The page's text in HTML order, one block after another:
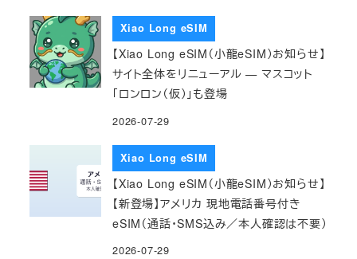
Xiao Long eSIM
【Xiao Long eSIM（小龍eSIM）お知らせ】
サイト全体をリニューアル — マスコット
「ロンロン（仮）」も登場
2026-07-29
Xiao Long eSIM
【Xiao Long eSIM（小龍eSIM）お知らせ】
【新登場】アメリカ 現地電話番号付き
eSIM（通話・SMS込み／本人確認は不要）
2026-07-29